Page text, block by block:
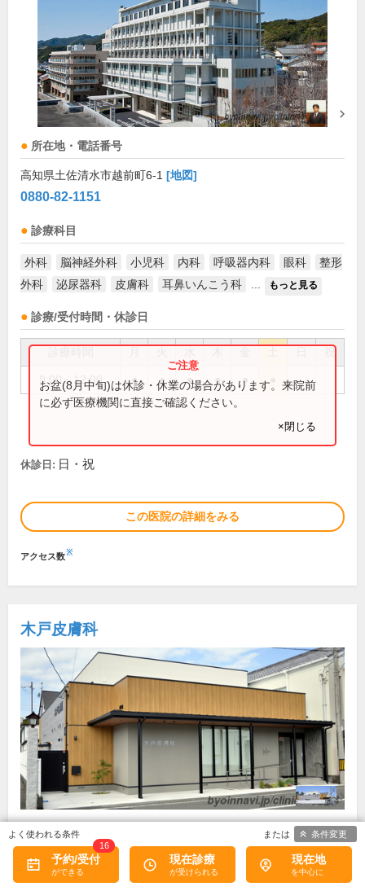
所在地・電話番号
高知県土佐清水市越前町6-1 [地図]
0880-82-1151
診療科目
外科 脳神経外科 小児科 内科 呼吸器内科 眼科
整形
外科
泌尿器科 皮膚科 耳鼻いんこう科 もっと見る
診療/受付時間・休診日
祝
9:00～12:00 ● ● ● ● ●
お盆(8月中旬)は休診・休業の場合があります。来院前
に必ず医療機関に直接ご確認ください。
×閉じる
休診日: 日・祝
この医院の詳細をみる
アクセス数※
木戸皮膚科
所在地・電話番号
高知県四万十市中村京町1-2 [地図]
0880-34-8088
予約/受付
16
現在診療 現在地
条件変更